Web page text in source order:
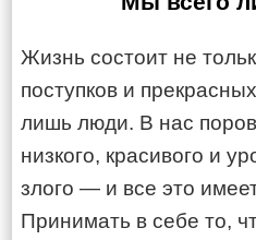
Жизнь состоит не
поступков и
лишь люди. В нас
низкого, красивого и
злого — и все это
Принимать в себе то,